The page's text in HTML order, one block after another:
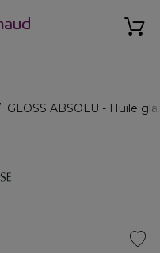
GLOSS ABSOLU - Huile